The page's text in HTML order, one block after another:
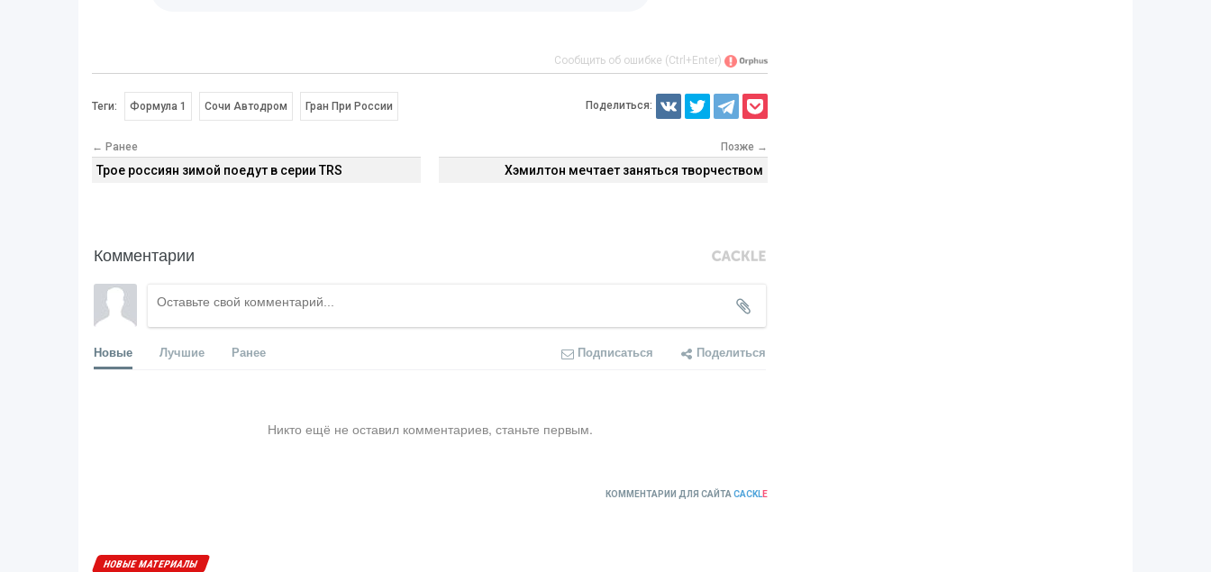
Сообщить об ошибке (Ctrl+Enter)
Теги: Формула 1 Сочи Автодром Гран При России Поделиться:
← Ранее
Трое россиян зимой поедут в серии TRS
Позже →
Хэмилтон мечтает заняться творчеством
Комментарии
Новые Лучшие Ранее Подписаться Поделиться
Никто ещё не оставил комментариев, станьте первым.
КОММЕНТАРИИ ДЛЯ САЙТАCACKLE
НОВЫЕ МАТЕРИАЛЫ